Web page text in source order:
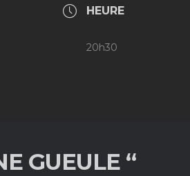
HEURE
20h30
GUEULE “